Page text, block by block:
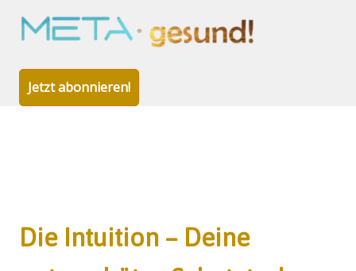
Inhalt
springen
Jetzt abonnieren!
Die Intuition – Deine